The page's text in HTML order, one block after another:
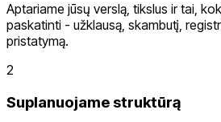
Aptariame jūsų verslą, tikslus ir tai,
paskatinti - užklausą, skambutį,
pristatymą.
2
Suplanuojame struktūrą